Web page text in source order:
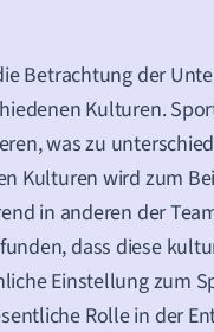
Betrachtung der
Kulturen.
was zu
Kulturen wird zum
in anderen der
dass diese
Einstellung zum
Rolle in der